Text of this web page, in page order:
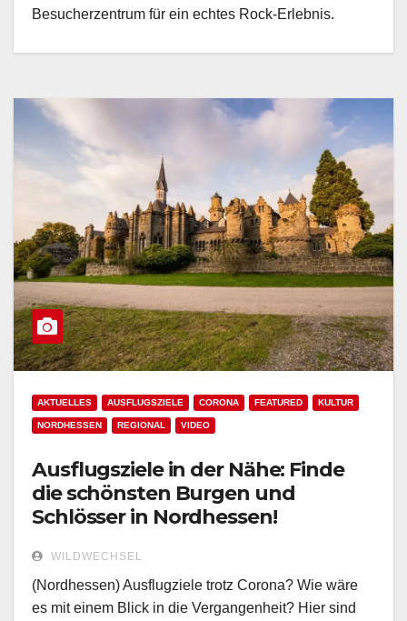
Besucherzentrum für ein echtes Rock-Erlebnis.
AKTUELLES AUSFLUGSZIELE CORONA FEATURED KULTUR
NORDHESSEN REGIONAL VIDEO
Ausflugsziele in der Nähe: Finde
die schönsten Burgen und
Schlösser in Nordhessen!
WILDWECHSEL
(Nordhessen) Ausflugziele trotz Corona? Wie wäre
es mit einem Blick in die Vergangenheit? Hier sind